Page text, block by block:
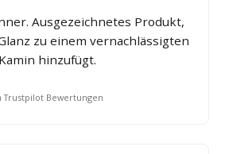
Ausgezeichnetes Produkt,
zu einem vernachlässigten
Kamin hinzufügt.
Trustpilot Bewertungen